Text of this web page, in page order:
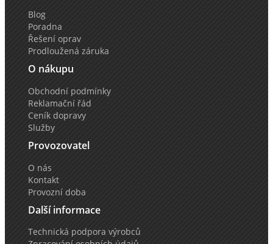
Blog
Poradna
Řešení oprav
Prodloužená záruka
O nákupu
Obchodní podmínky
Reklamační řád
Ceník dopravy
Služby
Provozovatel
O nás
Kontakt
Provozní doba
Další informace
Technická podpora výrobců